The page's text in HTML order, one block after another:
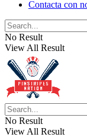
Contacta con
No Result
View All Result
No Result
View All Result